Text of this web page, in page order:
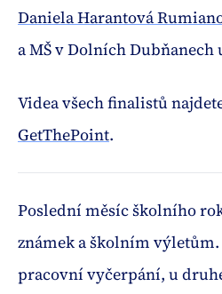
Daniela Harantová
a MŠ v Dolních Dubňanech
Videa všech finalistů
GetThePoint.
Poslední měsíc školního
známek a školním
pracovní vyčerpání, u